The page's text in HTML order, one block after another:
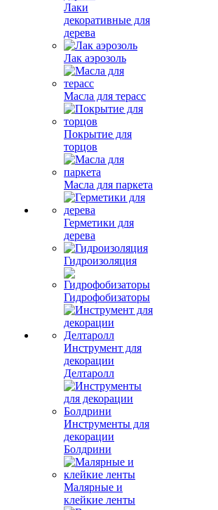
Лаки
декоративные для
дерева
Лак аэрозоль
Масла для терасс
Покрытие для
торцов
Масла для паркета
Герметики для
дерева
Гидроизоляция
Гидрофобизаторы
Инструмент для
декорации
Делтаролл
Инструменты для
декорации
Болдрини
Малярные и
клейкие ленты